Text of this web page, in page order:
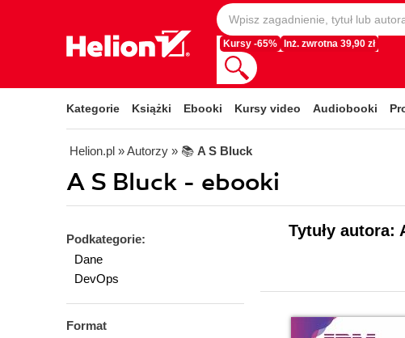
Kursy -65% Inż. zwrotna 39,90 zł
Kategorie Książki Ebooki Kursy video Audiobooki
Helion.pl » Autorzy » 📚 A S Bluck
A S Bluck - ebooki
Podkategorie:
Dane
DevOps
Format
Tytuły autora: